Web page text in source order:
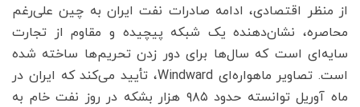
از منظر اقتصادی، ادامه صادرات نفت ایران به چین علی‌رغم
محاصره، نشان‌دهنده یک شبکه پیچیده و مقاوم از تجارت
سایه‌ای است که سال‌ها برای دور زدن تحریم‌ها ساخته شده
است. تصاویر ماهواره‌ای Windward، تأیید می‌کند که ایران در
ماه آوریل توانسته حدود ۹۸۵ هزار بشکه در روز نفت خام به